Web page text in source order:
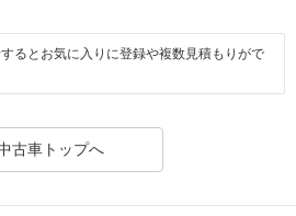
するとお気に入りに登録や複数見積もりがで
古車トップへ